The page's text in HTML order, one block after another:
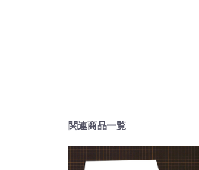
関連商品一覧